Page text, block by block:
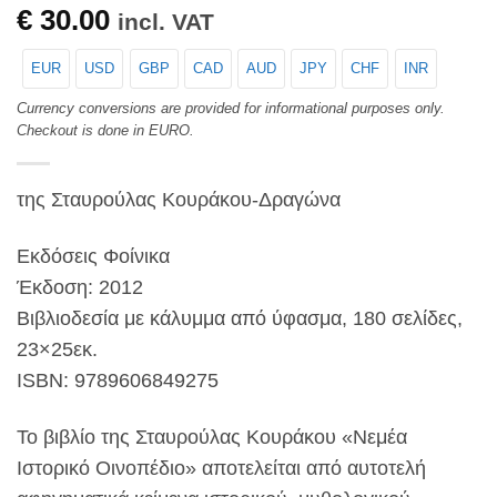
€ 30.00 incl. VAT
EUR USD GBP CAD AUD JPY CHF INR
Currency conversions are provided for informational purposes only.
Checkout is done in EURO.
της Σταυρούλας Κουράκου-Δραγώνα
Εκδόσεις Φοίνικα
Έκδοση: 2012
Βιβλιοδεσία με κάλυμμα από ύφασμα, 180 σελίδες,
23×25εκ.
ISBN: 9789606849275
Το βιβλίο της Σταυρούλας Κουράκου «Νεμέα
Ιστορικό Οινοπέδιο» αποτελείται από αυτοτελή